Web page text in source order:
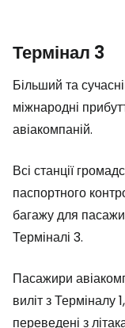
Термінал 3
Більший та
міжнародні
авіакомпаній.
Всі станції
паспортного
багажу для
Терміналі 3.
Пасажири
виліт з Терміналу
переведені з